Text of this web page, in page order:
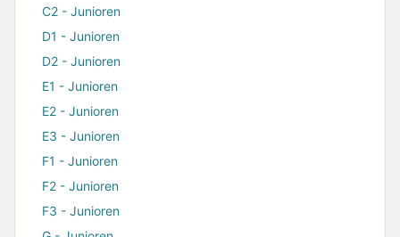
C2 - Junioren
D1 - Junioren
D2 - Junioren
E1 - Junioren
E2 - Junioren
E3 - Junioren
F1 - Junioren
F2 - Junioren
F3 - Junioren